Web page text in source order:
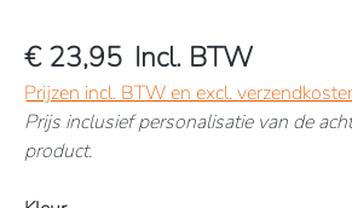
€ 23,95 Incl. BTW
Prijzen incl. BTW en excl.
Prijs inclusief personalisatie van de
product.